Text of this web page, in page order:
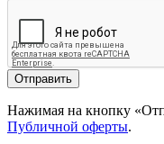
Отправить
Нажимая на кнопку
Публичной оферты.